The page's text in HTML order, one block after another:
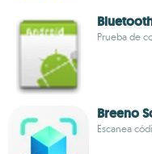
Prueba de
Breeno
Escanea